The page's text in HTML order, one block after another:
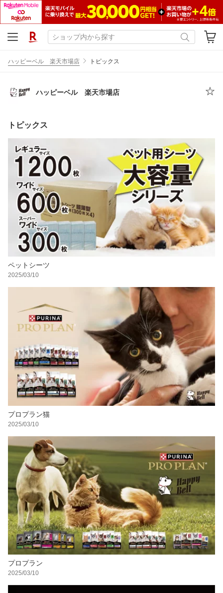
ハッピーベル 楽天市場店 トピックス
ハッピーベル 楽天市場店
トピックス
ペットシーツ
2025/03/10
プロプラン猫
2025/03/10
プロプラン
2025/03/10